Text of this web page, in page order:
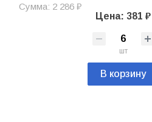
Сумма: 2 286 ₽
Цена: 381 ₽
шт
В корзину